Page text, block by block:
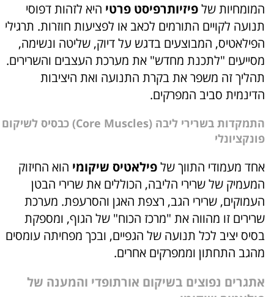
המומחיות שלפיזיותרפיסט פרטי היא לזהות דפוסי
תנועה לקויים התורמים לכאב או לפציעות חוזרות. תרגילי
הפילאטיס, המבוצעים בדגש על דיוק, שליטה ונשימה,
מסייעים "לתכנת מחדש" את מערכת העצבים והשרירים.
תהליך זה משפר את בקרת התנועה ואת היציבות
הדינמית סביב המפרקים.
התמקדות בשרירי ליבה (Core Muscles) כבסיס לשיקום
פונקציונלי
אחד מעמודי התווך שלפילאטיס שיקומי הוא החיזוק
המעמיק של שרירי הליבה, הכוללים את שרירי הבטן
העמוקים, שרירי הגב, רצפת האגן והסרעפת. מערכת
שרירים זו מהווה את "מרכז הכוח" של הגוף, ומספקת
בסיס יציב לכל תנועה של הגפיים, ובכך מפחיתה עומסים
מהגב התחתון וממפרקים אחרים.
אתגרים נפוצים בשיקום אורתופדי והמענה של